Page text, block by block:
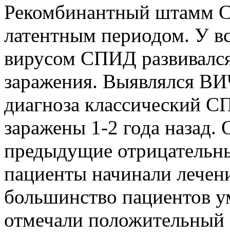
Рекомбинантный штамм
латентным периодом. У
вирусом СПИД
заражения. Выявлялся
диагноза классический
заражены 1-2 года назад.
предыдущие
пациенты начинали
большинство пациентов
отмечали положительный